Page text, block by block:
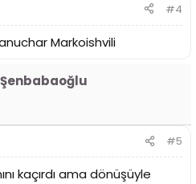
#4
Markoishvili
#5
kaçırdı ama dönüşüyle